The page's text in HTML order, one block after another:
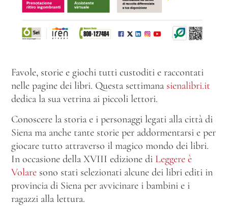
Favole, storie e giochi tutti custoditi e raccontati
nelle pagine dei libri. Questa settimana sienalibri.it
dedica la sua vetrina ai piccoli lettori.
Conoscere la storia e i personaggi legati alla città di
Siena ma anche tante storie per addormentarsi e per
giocare tutto attraverso il magico mondo dei libri.
In occasione della XVIII edizione di Leggere è
Volare sono stati selezionati alcune dei libri editi in
provincia di Siena per avvicinare i bambini e i
ragazzi alla lettura.